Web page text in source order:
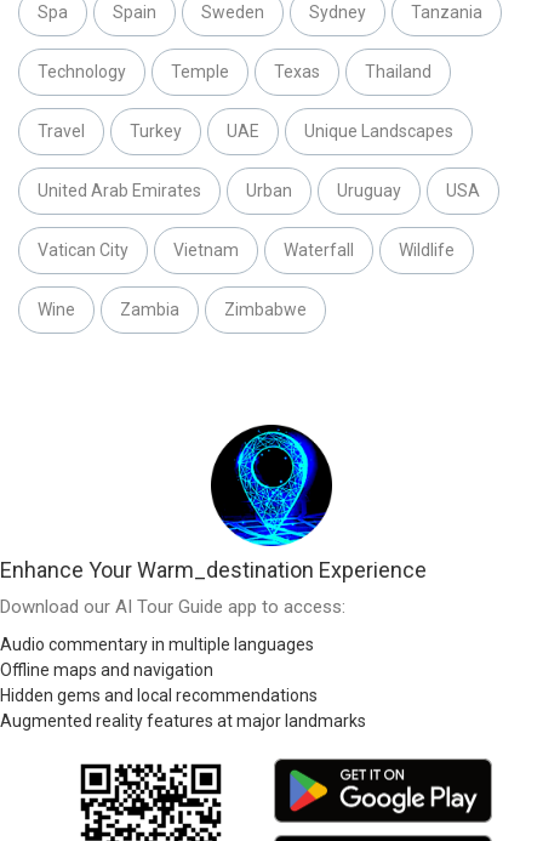
Spa Spain Sweden Sydney Tanzania
Technology Temple Texas Thailand
Travel Turkey UAE Unique Landscapes
United Arab Emirates Urban Uruguay USA
Vatican City Vietnam Waterfall Wildlife
Wine Zambia Zimbabwe
Enhance Your Warm_destination Experience
Download our AI Tour Guide app to access:
Audio commentary in multiple languages
Offline maps and navigation
Hidden gems and local recommendations
Augmented reality features at major landmarks